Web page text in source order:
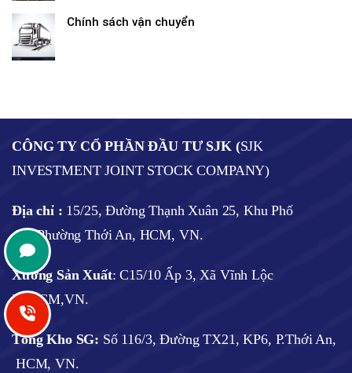
Chính sách vận chuyển
CÔNG TY CỔ PHẦN ĐẦU TƯ SJK (SJK
INVESTMENT JOINT STOCK COMPANY)
Địa chỉ : 15/25, Đường Thạnh Xuân 25, Khu Phố
41, Phường Thới An, HCM, VN.
Xưởng Sản Xuất: C15/10 Ấp 3, Xã Vĩnh Lộc
B, HCM,VN.
Tổng Kho SG: Số 116/3, Đường TX21, KP6, P.Thới An,
HCM, VN.